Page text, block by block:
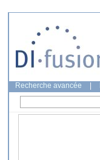
Recherche avancée